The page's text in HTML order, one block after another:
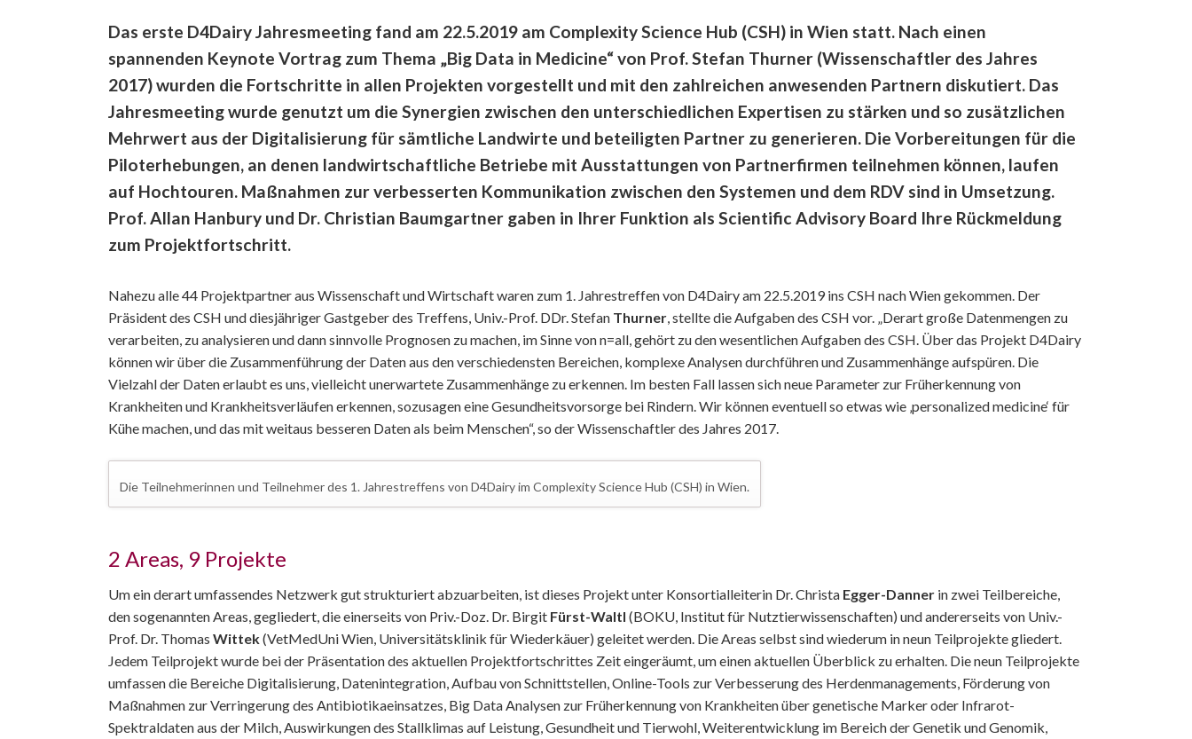
Das erste D4Dairy Jahresmeeting fand am 22.5.2019 am Complexity Science Hub (CSH) in Wien statt. Nach einen
spannenden Keynote Vortrag zum Thema „Big Data in Medicine“ von Prof. Stefan Thurner (Wissenschaftler des Jahres
2017) wurden die Fortschritte in allen Projekten vorgestellt und mit den zahlreichen anwesenden Partnern diskutiert. Das
Jahresmeeting wurde genutzt um die Synergien zwischen den unterschiedlichen Expertisen zu stärken und so zusätzlichen
Mehrwert aus der Digitalisierung für sämtliche Landwirte und beteiligten Partner zu generieren. Die Vorbereitungen für die
Piloterhebungen, an denen landwirtschaftliche Betriebe mit Ausstattungen von Partnerfirmen teilnehmen können, laufen
auf Hochtouren. Maßnahmen zur verbesserten Kommunikation zwischen den Systemen und dem RDV sind in Umsetzung.
Prof. Allan Hanbury und Dr. Christian Baumgartner gaben in Ihrer Funktion als Scientific Advisory Board Ihre Rückmeldung
zum Projektfortschritt.
Nahezu alle 44 Projektpartner aus Wissenschaft und Wirtschaft waren zum 1. Jahrestreffen von D4Dairy am 22.5.2019 ins CSH nach Wien gekommen. Der
Präsident des CSH und diesjähriger Gastgeber des Treffens, Univ.-Prof. DDr. Stefan Thurner , stellte die Aufgaben des CSH vor. „Derart große Datenmengen zu
verarbeiten, zu analysieren und dann sinnvolle Prognosen zu machen, im Sinne von n=all, gehört zu den wesentlichen Aufgaben des CSH. Über das Projekt D4Dairy
können wir über die Zusammenführung der Daten aus den verschiedensten Bereichen, komplexe Analysen durchführen und Zusammenhänge aufspüren. Die
Vielzahl der Daten erlaubt es uns, vielleicht unerwartete Zusammenhänge zu erkennen. Im besten Fall lassen sich neue Parameter zur Früherkennung von
Krankheiten und Krankheitsverläufen erkennen, sozusagen eine Gesundheitsvorsorge bei Rindern. Wir können eventuell so etwas wie ‚personalized medicine‘ für
Kühe machen, und das mit weitaus besseren Daten als beim Menschen“, so der Wissenschaftler des Jahres 2017.
Die Teilnehmerinnen und Teilnehmer des 1. Jahrestreffens von D4Dairy im Complexity Science Hub (CSH) in Wien.
2 Areas, 9 Projekte
Um ein derart umfassendes Netzwerk gut strukturiert abzuarbeiten, ist dieses Projekt unter Konsortialleiterin Dr. Christa Egger-Danner in zwei Teilbereiche,
den sogenannten Areas, gegliedert, die einerseits von Priv.-Doz. Dr. Birgit Fürst-Waltl (BOKU, Institut für Nutztierwissenschaften) und andererseits von Univ.-
Prof. Dr. Thomas Wittek(VetMedUni Wien, Universitätsklinik für Wiederkäuer) geleitet werden. Die Areas selbst sind wiederum in neun Teilprojekte gliedert.
Jedem Teilprojekt wurde bei der Präsentation des aktuellen Projektfortschrittes Zeit eingeräumt, um einen aktuellen Überblick zu erhalten. Die neun Teilprojekte
umfassen die Bereiche Digitalisierung, Datenintegration, Aufbau von Schnittstellen, Online-Tools zur Verbesserung des Herdenmanagements, Förderung von
Maßnahmen zur Verringerung des Antibiotikaeinsatzes, Big Data Analysen zur Früherkennung von Krankheiten über genetische Marker oder Infrarot-
Spektraldaten aus der Milch, Auswirkungen des Stallklimas auf Leistung, Gesundheit und Tierwohl, Weiterentwicklung im Bereich der Genetik und Genomik,